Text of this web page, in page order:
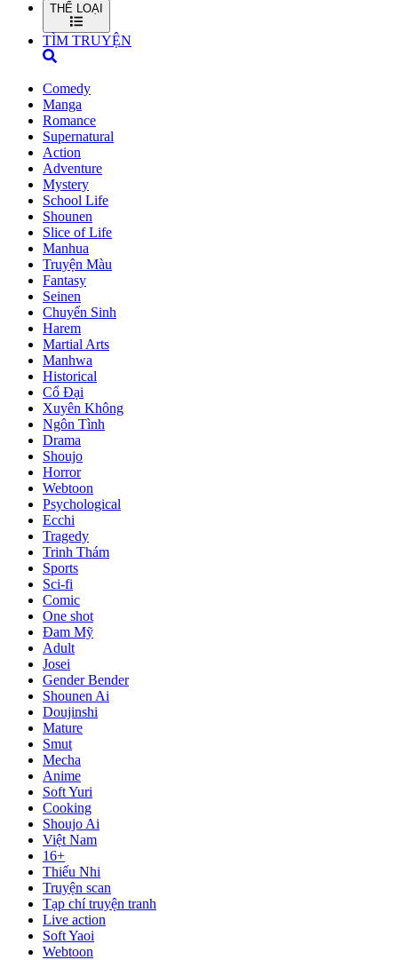
THỂ LOẠI
TÌM TRUYỆN
Comedy
Manga
Romance
Supernatural
Action
Adventure
Mystery
School Life
Shounen
Slice of Life
Manhua
Truyện Màu
Fantasy
Seinen
Chuyển Sinh
Harem
Martial Arts
Manhwa
Historical
Cổ Đại
Xuyên Không
Ngôn Tình
Drama
Shoujo
Horror
Webtoon
Psychological
Ecchi
Tragedy
Trinh Thám
Sports
Sci-fi
Comic
One shot
Đam Mỹ
Adult
Josei
Gender Bender
Shounen Ai
Doujinshi
Mature
Smut
Mecha
Anime
Soft Yuri
Cooking
Shoujo Ai
Việt Nam
16+
Thiếu Nhi
Truyện scan
Tạp chí truyện tranh
Live action
Soft Yaoi
Webtoon